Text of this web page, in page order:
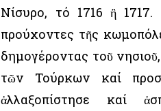
Νίσυρο, τό 1716 ἢ
προύχοντες τῆς
δημογέροντας τοῦ
τῶν Τούρκων καί
ἀλλαξοπίστησε καί